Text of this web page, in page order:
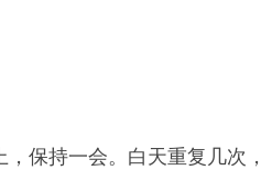
保持一会。白天重复几次